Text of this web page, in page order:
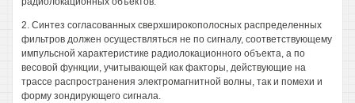
2. Синтез согласованных сверхширокополосных распределенных
фильтров должен осуществляться не по сигналу, соответствующему
импульсной характеристике радиолокационного объекта, а по
весовой функции, учитывающей как факторы, действующие на
трассе распространения электромагнитной волны, так и помехи и
форму зондирующего сигнала.